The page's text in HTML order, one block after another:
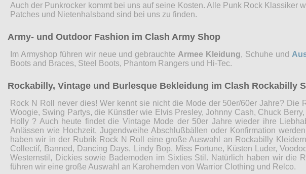
Auch der Punkrocker kommt bei uns auf seine Kosten. Alle Punk Rock Klassiker
Patches und Nietenhalsband sind bei uns zu finden.
Army- und Outdoor Fashion im Clash Army Shop
Im Armyshop führen wir neue und gebrauchte Armee Kleidung, Schuhe und
Boots and Braces, Steel Boots, Phantom Rangers und Hi-Tec.
Rockabilly, Vintage und Burlesque Bekleidung im Clash Rockabilly
Rock N Roll never dies! Wer kennt sie nicht die Mode der 50er/60er Jahre?
Woogie, Swing Partys, die Künstler wie Elvis Presley, Johnny Cash, Chuck
Holly ? Auch heute findet die Vintage Mode der 50er Jahre wieder ihre
Anlässen wie Hochzeit, Jugendweihe Abschlußbällen oder Konfirmation
haben wir in der Rubrik Rock N Roll eine große Auswahl an Rockabilly
Collectif, Banned, Dancing Days, Lindy Bop, Miss Fortune, Küsten Luder,
Westernstil, Dickies sowie Bademoden im Sixties Stil. Natürlich haben wir
führen wir eine große Auswahl an Karohemden von Warrior Clothing und Relco.